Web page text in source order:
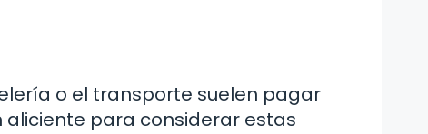
o el transporte suelen pagar
aliciente para considerar estas